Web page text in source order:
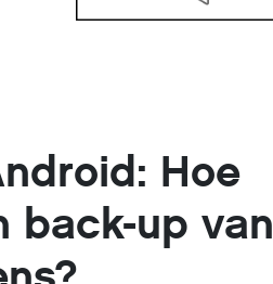
Hoe
back-up van